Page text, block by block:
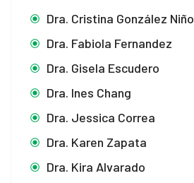
Dra. Cristina González Niño
Dra. Fabiola Fernandez
Dra. Gisela Escudero
Dra. Ines Chang
Dra. Jessica Correa
Dra. Karen Zapata
Dra. Kira Alvarado